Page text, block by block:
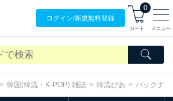
ログイン/新規無料登録
0
カート メニュー
韓国(韓流・K-POP) 雑誌 韓流ぴあ バックナ